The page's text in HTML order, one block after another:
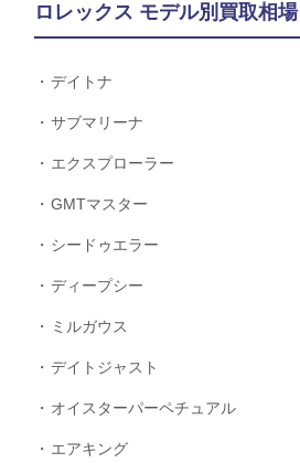
ロレックス モデル別買取相場
デイトナ
サブマリーナ
エクスプローラー
GMTマスター
シードゥエラー
ディープシー
ミルガウス
デイトジャスト
オイスターパーペチュアル
エアキング